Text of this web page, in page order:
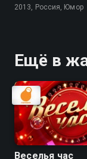
2013, Россия, Юмор
Ещё в
Веселья час